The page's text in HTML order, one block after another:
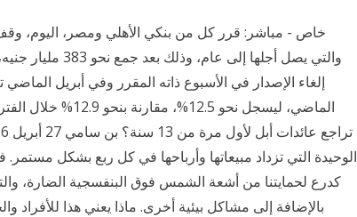
والتي يصل أجلها
إلغاء الإصدار في الأسبوع ذاته المقرر وفي أبريل
الوحيدة التي تزداد مبيعاتها وأرباحها في كل ربع بشكل
كدرع لحمايتنا من أشعة الشمس فوق البنفسجية الضارة،
بالإضافة إلى مشاكل بيئية أخرى. ماذا يعني هذا